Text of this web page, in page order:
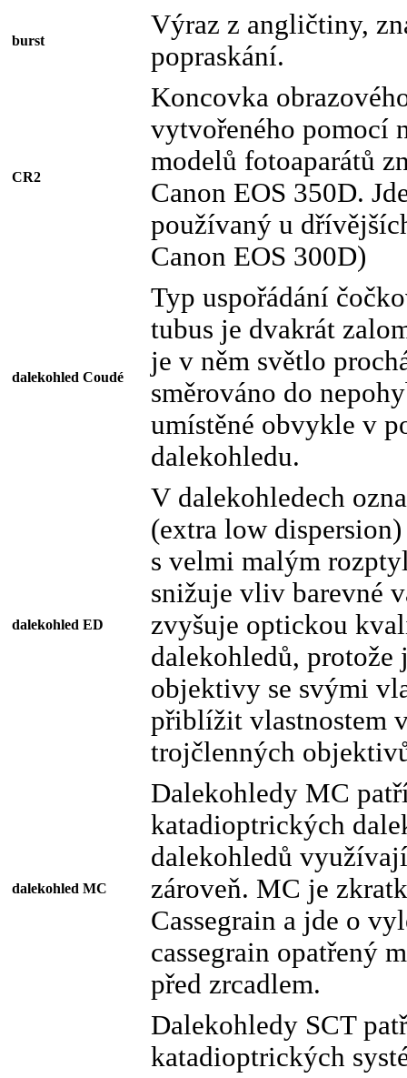
burst
Výraz z angličtiny,
popraskání.
CR2
Koncovka
vytvořeného pomocí
modelů fotoaparátů
Canon EOS 350D.
používaný u
Canon EOS 300D)
dalekohled Coudé
Typ uspořádání
tubus je dvakrát
je v něm světlo
směrováno do
umístěné obvykle v
dalekohledu.
dalekohled ED
V dalekohledech
(extra low
s velmi malým
snižuje vliv barevné
zvyšuje optickou
dalekohledů,
objektivy se svými
přiblížit vlastnostem
trojčlenných
dalekohled MC
Dalekohledy MC
katadioptrických
dalekohledů
zároveň. MC je
Cassegrain a jde o
cassegrain opatřený
před zrcadlem.
Dalekohledy SCT
katadioptrických